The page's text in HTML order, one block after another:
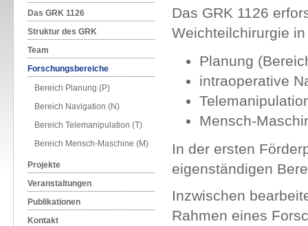
Das GRK 1126
Struktur des GRK
Team
Forschungsbereiche
Bereich Planung (P)
Bereich Navigation (N)
Bereich Telemanipulation (T)
Bereich Mensch-Maschine (M)
Projekte
Veranstaltungen
Publikationen
Kontakt
Das GRK 1126
Weichteilchirurgie
Planung
intraoperative
Mensch-
In der ersten
eigenständigen
Inzwischen
Rahmen eines